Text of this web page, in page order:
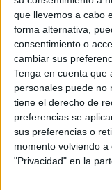
que llevemos a cabo
forma alternativa,
consentimiento o
cambiar sus
Tenga en cuenta que
personales puede no
tiene el derecho de
preferencias se
sus preferencias o
momento volviendo
"Privacidad" en la
Badajoz(1)
Burgos(1)
A Coruña(1)
Córdoba (3)
Ciudad Real(1)
Cádiz(1)
Granada(1)
Girona(1)
Guipúzcoa
(1)
Illes Balears
(1)
León(1)
Madrid(4)